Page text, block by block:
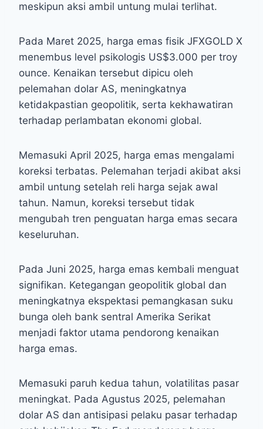
meskipun aksi ambil untung mulai terlihat.
Pada Maret 2025, harga emas fisik JFXGOLD X
menembus level psikologis US$3.000 per troy
ounce. Kenaikan tersebut dipicu oleh
pelemahan dolar AS, meningkatnya
ketidakpastian geopolitik, serta kekhawatiran
terhadap perlambatan ekonomi global.
Memasuki April 2025, harga emas mengalami
koreksi terbatas. Pelemahan terjadi akibat aksi
ambil untung setelah reli harga sejak awal
tahun. Namun, koreksi tersebut tidak
mengubah tren penguatan harga emas secara
keseluruhan.
Pada Juni 2025, harga emas kembali menguat
signifikan. Ketegangan geopolitik global dan
meningkatnya ekspektasi pemangkasan suku
bunga oleh bank sentral Amerika Serikat
menjadi faktor utama pendorong kenaikan
harga emas.
Memasuki paruh kedua tahun, volatilitas pasar
meningkat. Pada Agustus 2025, pelemahan
dolar AS dan antisipasi pelaku pasar terhadap